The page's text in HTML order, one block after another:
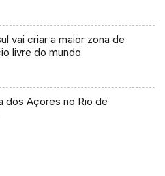
vai criar a maior zona de
livre do mundo
dos Açores no Rio de